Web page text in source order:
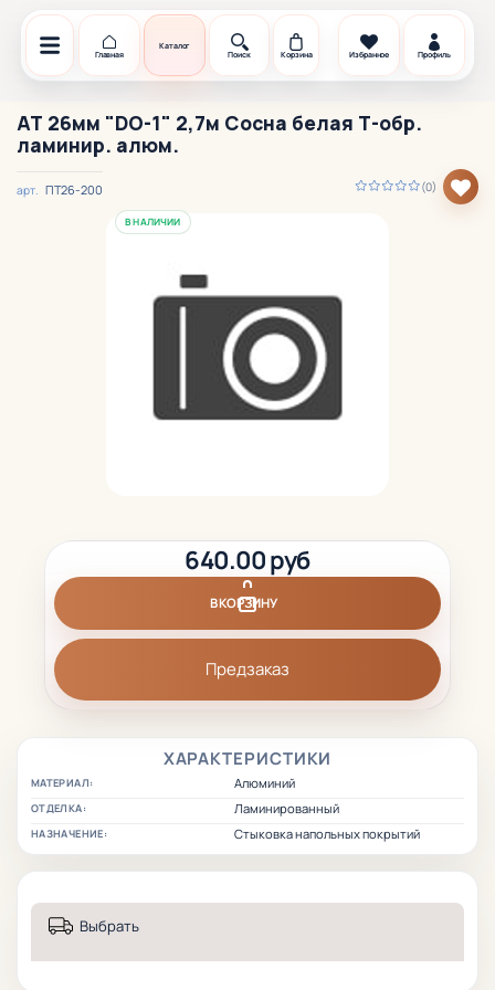
Главная
Каталог
Поиск
Корзина Избранное Профиль
АТ 26мм "DO-1" 2,7м Сосна белая Т-обр.
ламинир. алюм.
(0)
арт. ПТ26-200
В НАЛИЧИИ
ХАРАКТЕРИСТИКИ
МАТЕРИАЛ: Алюминий
ОТДЕЛКА: Ламинированный
НАЗНАЧЕНИЕ: Стыковка напольных покрытий
640.00 руб
В КОРЗИНУ
Предзаказ
Выбрать